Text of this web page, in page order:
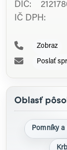
DIČ:
IČ DPH:
Zobraz
Poslať
Oblasť
Pomníky a